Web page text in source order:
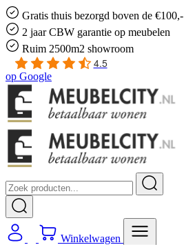
Gratis thuis bezorgd boven de €100,-
2 jaar CBW garantie op meubelen
Ruim 2500m2 showroom
4.5
op Google
Winkelwagen